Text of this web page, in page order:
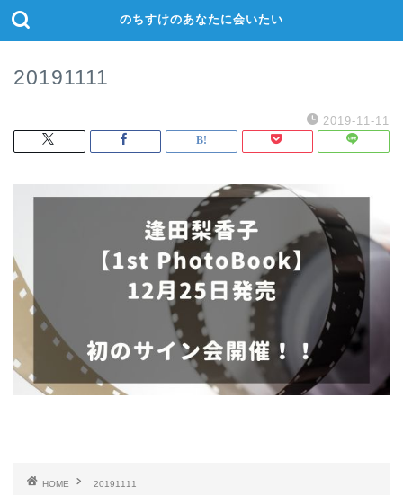
のちすけのあなたに会いたい
20191111
2019-11-11
HOME 20191111